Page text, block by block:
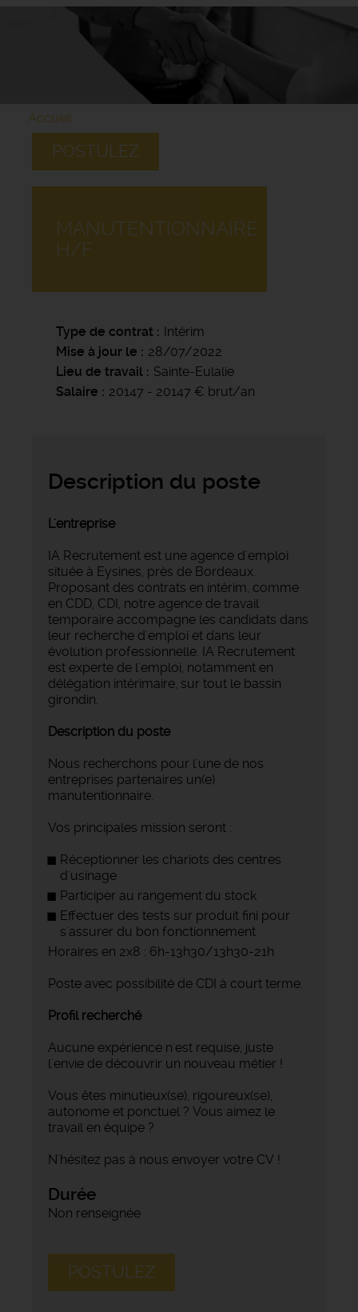
Accueil
POSTULEZ
MANUTENTIONNAIRE
H/F
Type de contrat
Intérim
Mise à jour le
28/07/2022
Lieu de travail
Sainte-Eulalie
Salaire
20147 - 20147 € brut/an
Description du poste
L'entreprise
IA Recrutement est une agence d'emploi
située à Eysines, près de Bordeaux.
Proposant des contrats en intérim, comme
en CDD, CDI, notre agence de travail
temporaire accompagne les candidats dans
leur recherche d'emploi et dans leur
évolution professionnelle. IA Recrutement
est experte de l'emploi, notamment en
délégation intérimaire, sur tout le bassin
girondin.
Description du poste
Nous recherchons pour l'une de nos
entreprises partenaires un(e)
manutentionnaire.
Vos principales mission seront :
Réceptionner les chariots des centres
d'usinage
Participer au rangement du stock
Effectuer des tests sur produit fini pour
s'assurer du bon fonctionnement
Horaires en 2x8 : 6h-13h30/13h30-21h
Poste avec possibilité de CDI à court terme.
Profil recherché
Aucune expérience n'est requise, juste
l'envie de découvrir un nouveau métier !
Vous êtes minutieux(se), rigoureux(se),
autonome et ponctuel ? Vous aimez le
travail en équipe ?
N'hésitez pas à nous envoyer votre CV !
Durée
Non renseignée
POSTULEZ